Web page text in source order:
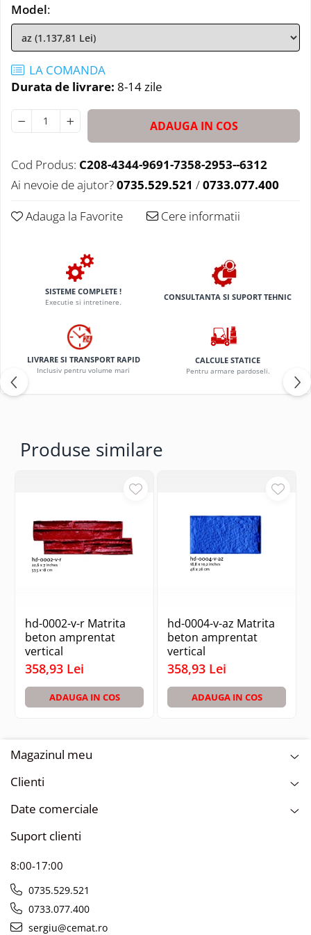
Model:
LA COMANDA
Durata de livrare: 8-14 zile
ADAUGA IN COS
Cod Produs: C208-4344-9691-7358-2953--6312
Ai nevoie de ajutor?0735.529.521 /0733.077.400
Adauga la Favorite
Cere informatii
SISTEME COMPLETE !
Executie si intretinere.
CONSULTANTA SI SUPORT TEHNIC
LIVRARE SI TRANSPORT RAPID
Inclusiv pentru volume mari
CALCULE STATICE
Pentru armare pardoseli.
Produse similare
hd-0002-v-r Matrita
beton amprentat
vertical
358,93 Lei
ADAUGA IN COS
hd-0004-v-az Matrita
beton amprentat
vertical
358,93 Lei
ADAUGA IN COS
Magazinul meu
Clienti
Date comerciale
Suport clienti
8:00-17:00
0735.529.521
0733.077.400
sergiu@cemat.ro